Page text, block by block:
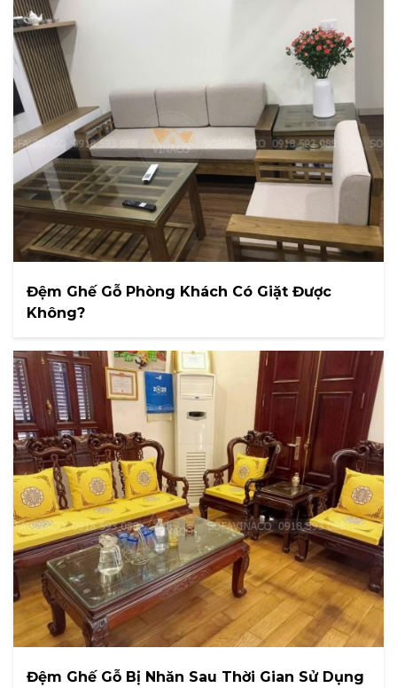
Đệm Ghế Gỗ Phòng Khách Có Giặt Được
Không?
Đệm Ghế Gỗ Bị Nhăn Sau Thời Gian Sử Dụng